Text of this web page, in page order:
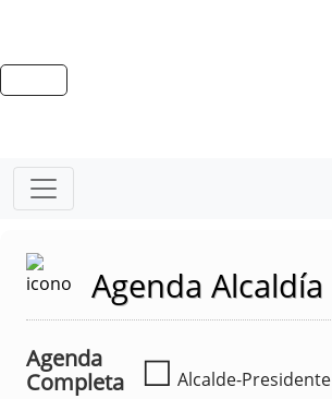
Agenda Alcaldía
Agenda
Completa
☐ Alcalde-Presidente